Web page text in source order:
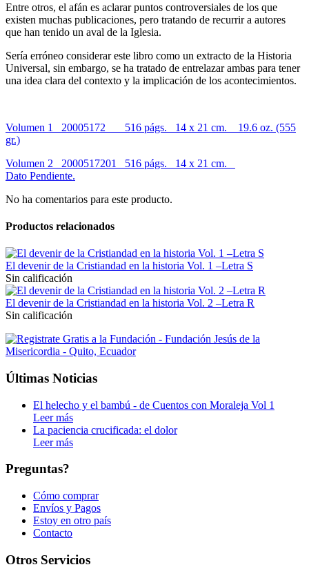
Entre otros, el afán es aclarar puntos controversiales de los que
existen muchas publicaciones, pero tratando de recurrir a autores
que han tenido un aval de la Iglesia.
Sería erróneo considerar este libro como un extracto de la Historia
Universal, sin embargo, se ha tratado de entrelazar ambas para tener
una idea clara del contexto y la implicación de los acontecimientos.
Volumen 1 20005172 516 págs. 14 x 21 cm. 19.6 oz. (555
gr.)
Volumen 2 2000517201 516 págs. 14 x 21 cm.
Dato Pendiente.
No ha comentarios para este producto.
Productos relacionados
El devenir de la Cristiandad en la historia Vol. 1 –Letra S
Sin calificación
El devenir de la Cristiandad en la historia Vol. 2 –Letra R
Sin calificación
Últimas Noticias
El helecho y el bambú - de Cuentos con Moraleja Vol 1
Leer más
La paciencia crucificada: el dolor
Leer más
Preguntas?
Cómo comprar
Envíos y Pagos
Estoy en otro país
Contacto
Otros Servicios